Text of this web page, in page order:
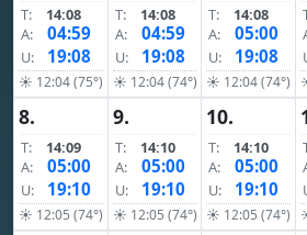
T:
14:08
A:
04:59
U: 19:08
☀ 12:04 (75°)
T:
14:08
A:
04:59
U: 19:08
☀ 12:04 (74°)
T:
14:08
A:
05:00
U: 19:08
☀ 12:04 (74°)
8.
T:
14:09
A:
05:00
U: 19:10
☀ 12:05 (74°)
9.
T:
14:10
A:
05:00
U: 19:10
☀ 12:05 (74°)
10.
T:
14:10
A:
05:00
U: 19:10
☀ 12:05 (74°)